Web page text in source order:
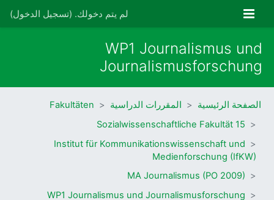
واجهة جانبية لم يتم دخولك. (تسجيل الدخول)
WP1 Journalismus und
Journalismusforschung
الصفحة الرئيسية المقررات الدراسية
Fakultäten
15 Sozialwissenschaftliche Fakultät
Institut für Kommunikationswissenschaft und
Medienforschung (IfKW)
MA Journalismus (PO 2009)
WP1 Journalismus und Journalismusforschung